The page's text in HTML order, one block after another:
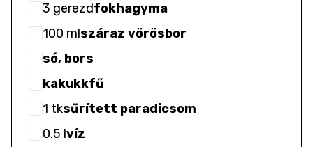
3 gerezdfokhagyma
100 mlszáraz vörösbor
só, bors
kakukkfű
1 tksűrített paradicsom
0.5 lvíz